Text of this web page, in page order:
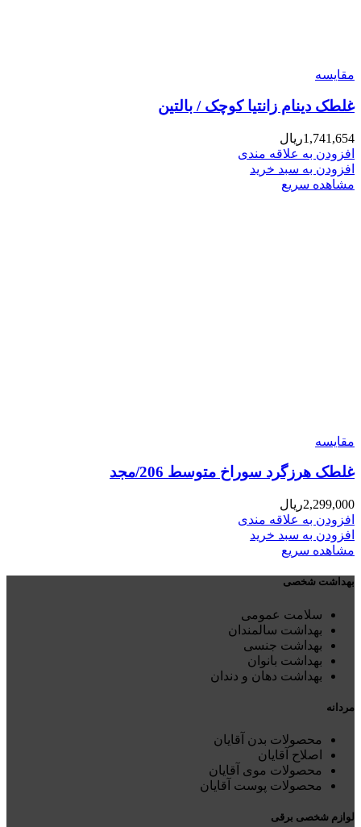
مقایسه
غلطک دینام زانتیا کوچک / بالتین
1,741,654ریال
افزودن به علاقه مندی
افزودن به سبد خرید
مشاهده سریع
مقایسه
غلطک هرزگرد سوراخ متوسط 206/مجد
2,299,000ریال
افزودن به علاقه مندی
افزودن به سبد خرید
مشاهده سریع
بهداشت شخصی
سلامت عمومی
بهداشت سالمندان
بهداشت جنسی
بهداشت بانوان
بهداشت دهان و دندان
مردانه
محصولات بدن آقایان
اصلاح آقایان
محصولات موی آقایان
محصولات پوست آقایان
لوازم شخصی برقی